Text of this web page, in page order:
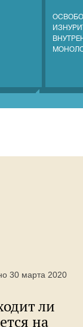
30 марта 2020
ли
на